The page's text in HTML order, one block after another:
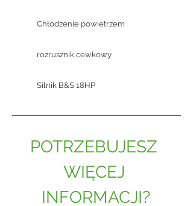
Chłodzenie powietrzem
rozrusznik cewkowy
Silnik B&S 18HP
POTRZEBUJESZ
WIĘCEJ
INFORMACJI?